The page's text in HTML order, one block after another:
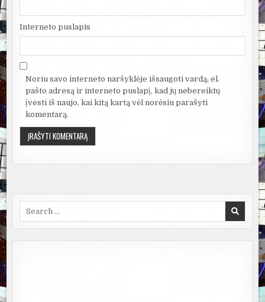
Interneto puslapis
Noriu savo interneto naršyklėje išsaugoti vardą, el.
pašto adresą ir interneto puslapį, kad jų nebereiktų
įvesti iš naujo, kai kitą kartą vėl norėsiu parašyti
komentarą.